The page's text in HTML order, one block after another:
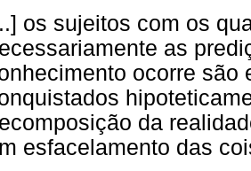
os sujeitos com os
as
ocorre são
da
esfacelamento das